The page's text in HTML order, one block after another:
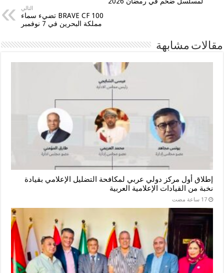
التالي
BRAVE CF 100 تضيء سماء
مملكة البحرين في 7 نوفمبر
مقالات مشابهة
إطلاق أول مركز دولي عربي لمكافحة التضليل الإعلامي بقيادة
نخبة من القيادات الإعلامية العربية
‏17 ساعة مضت